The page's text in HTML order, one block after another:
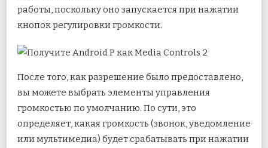
работы, поскольку оно запускается при нажатии
кнопок регулировки громкости.
После того, как разрешение было предоставлено,
вы можете выбрать элементы управления
громкостью по умолчанию. По сути, это
определяет, какая громкость (звонок, уведомление
или мультимедиа) будет срабатывать при нажатии